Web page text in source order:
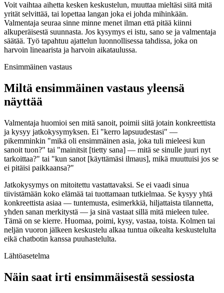
Voit vaihtaa aihetta kesken keskustelun, muuttaa mieltäsi siitä mitä
yrität selvittää, tai lopettaa langan joka ei johda mihinkään.
Valmentaja seuraa sinne minne menet ilman että pitää kiinni
alkuperäisestä suunnasta. Jos kysymys ei istu, sano se ja valmentaja
säätää. Työ tapahtuu ajattelun luonnollisessa tahdissa, joka on
harvoin lineaarista ja harvoin aikataulussa.
Ensimmäinen vastaus
Miltä ensimmäinen vastaus yleensä
näyttää
Valmentaja huomioi sen mitä sanoit, poimii siitä jotain konkreettista
ja kysyy jatkokysymyksen. Ei "kerro lapsuudestasi" —
pikemminkin "mikä oli ensimmäinen asia, joka tuli mieleesi kun
sanoit tuon?" tai "mainitsit [tietty sana] — mitä se sinulle juuri nyt
tarkoittaa?" tai "kun sanot [käyttämäsi ilmaus], mikä muuttuisi jos se
ei pitäisi paikkaansa?"
Jatkokysymys on mitoitettu vastattavaksi. Se ei vaadi sinua
tiivistämään koko elämää tai tuottamaan tutkielmaa. Se kysyy yhtä
konkreettista asiaa — tuntemusta, esimerkkiä, hiljattaista tilannetta,
yhden sanan merkitystä — ja sinä vastaat sillä mitä mieleen tulee.
Tämä on se kierre. Huomaa, poimi, kysy, vastaa, toista. Kolmen tai
neljän vuoron jälkeen keskustelu alkaa tuntua oikealta keskustelulta
eikä chatbotin kanssa puuhastelulta.
Lähtöasetelma
Näin saat irti ensimmäisestä sessiosta